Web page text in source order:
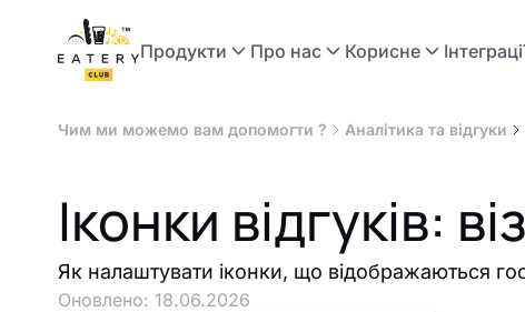
Продукти Про нас Корисне
Чим ми можемо вам допомогти ? Аналітика та відгуки
Іконки відгуків:
Як налаштувати іконки, що відображаються
Оновлено: 18.06.2026